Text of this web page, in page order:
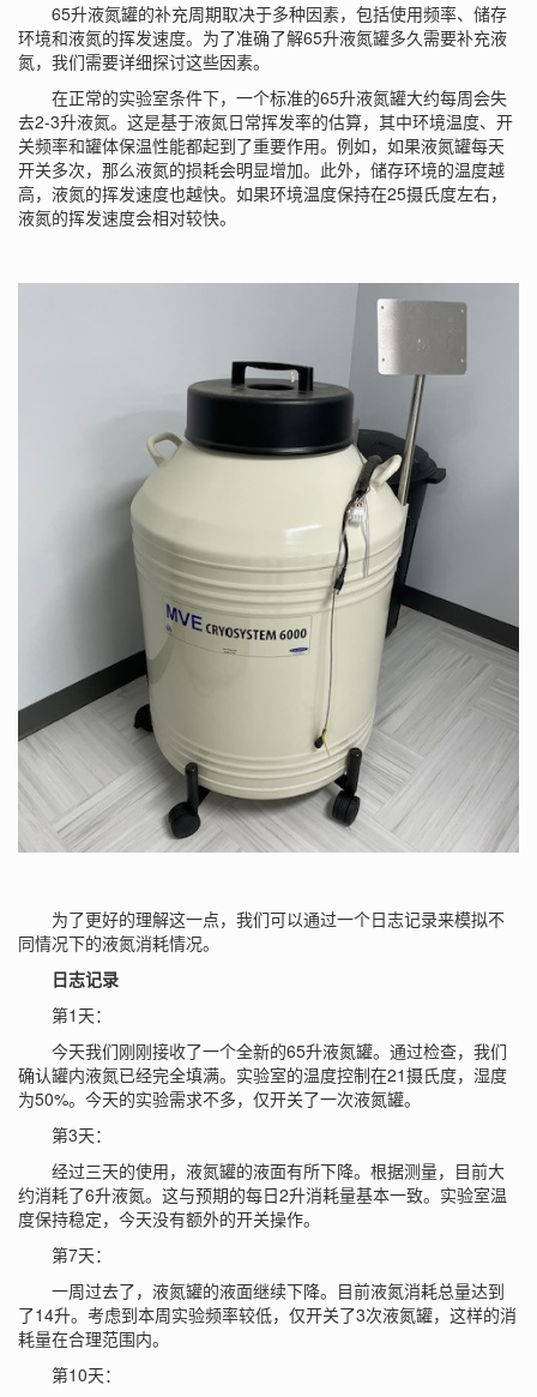
65升液氮罐的补充周期取决于多种因素，包括使用频率、储存
环境和液氮的挥发速度。为了准确了解65升液氮罐多久需要补充液
氮，我们需要详细探讨这些因素。
在正常的实验室条件下，一个标准的65升液氮罐大约每周会失
去2-3升液氮。这是基于液氮日常挥发率的估算，其中环境温度、开
关频率和罐体保温性能都起到了重要作用。例如，如果液氮罐每天
开关多次，那么液氮的损耗会明显增加。此外，储存环境的温度越
高，液氮的挥发速度也越快。如果环境温度保持在25摄氏度左右，
液氮的挥发速度会相对较快。
为了更好的理解这一点，我们可以通过一个日志记录来模拟不
同情况下的液氮消耗情况。
日志记录
第1天：
今天我们刚刚接收了一个全新的65升液氮罐。通过检查，我们
确认罐内液氮已经完全填满。实验室的温度控制在21摄氏度，湿度
为50%。今天的实验需求不多，仅开关了一次液氮罐。
第3天：
经过三天的使用，液氮罐的液面有所下降。根据测量，目前大
约消耗了6升液氮。这与预期的每日2升消耗量基本一致。实验室温
度保持稳定，今天没有额外的开关操作。
第7天：
一周过去了，液氮罐的液面继续下降。目前液氮消耗总量达到
了14升。考虑到本周实验频率较低，仅开关了3次液氮罐，这样的消
耗量在合理范围内。
第10天：